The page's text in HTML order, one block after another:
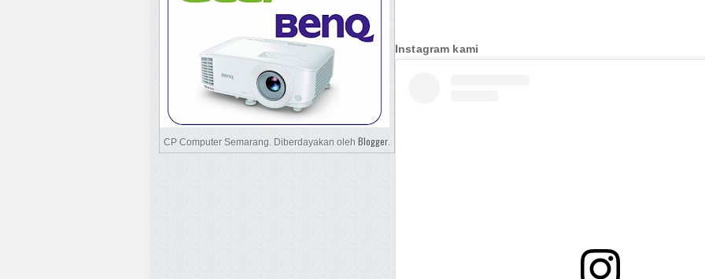
Instagram kami
CP Computer Semarang. Diberdayakan oleh Blogger.